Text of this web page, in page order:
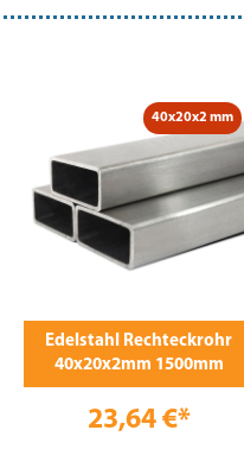
40x20x2 mm
Edelstahl Rechteckrohr
40x20x2mm 1500mm
23,64 €*